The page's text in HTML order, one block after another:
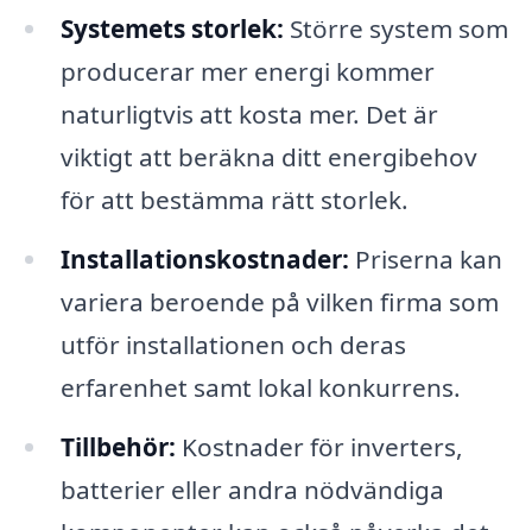
Systemets storlek: Större system som
producerar mer energi kommer
naturligtvis att kosta mer. Det är
viktigt att beräkna ditt energibehov
för att bestämma rätt storlek.
Installationskostnader: Priserna kan
variera beroende på vilken firma som
utför installationen och deras
erfarenhet samt lokal konkurrens.
Tillbehör: Kostnader för inverters,
batterier eller andra nödvändiga